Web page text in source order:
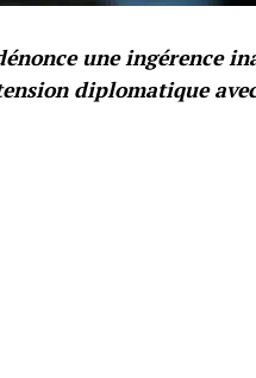
une ingérence
diplomatique